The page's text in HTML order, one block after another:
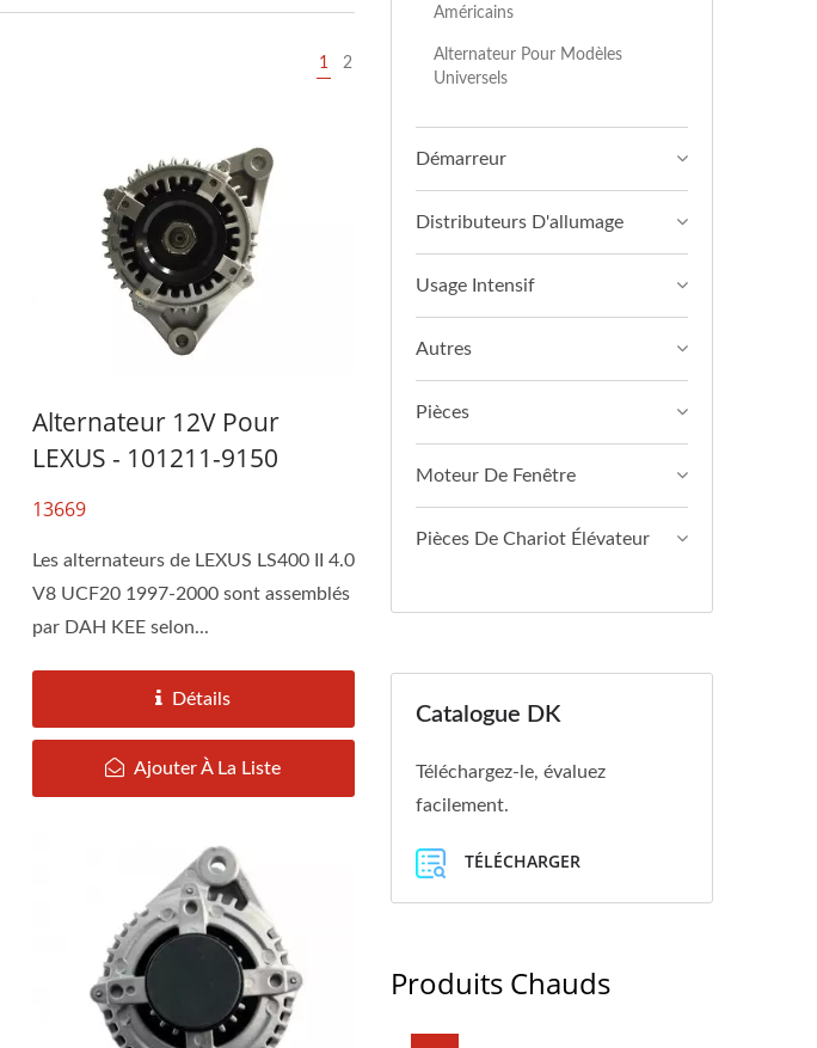
1 2
Alternateur 12V Pour
LEXUS - 101211-9150
13669
Les alternateurs de LEXUS LS400 II 4.0
V8 UCF20 1997-2000 sont assemblés
par DAH KEE selon...
Détails
Ajouter À La Liste
Américains
Alternateur Pour Modèles
Universels
Démarreur
Distributeurs D'allumage
Usage Intensif
Autres
Pièces
Moteur De Fenêtre
Pièces De Chariot Élévateur
Catalogue DK
Téléchargez-le, évaluez
facilement.
TÉLÉCHARGER
Produits Chauds